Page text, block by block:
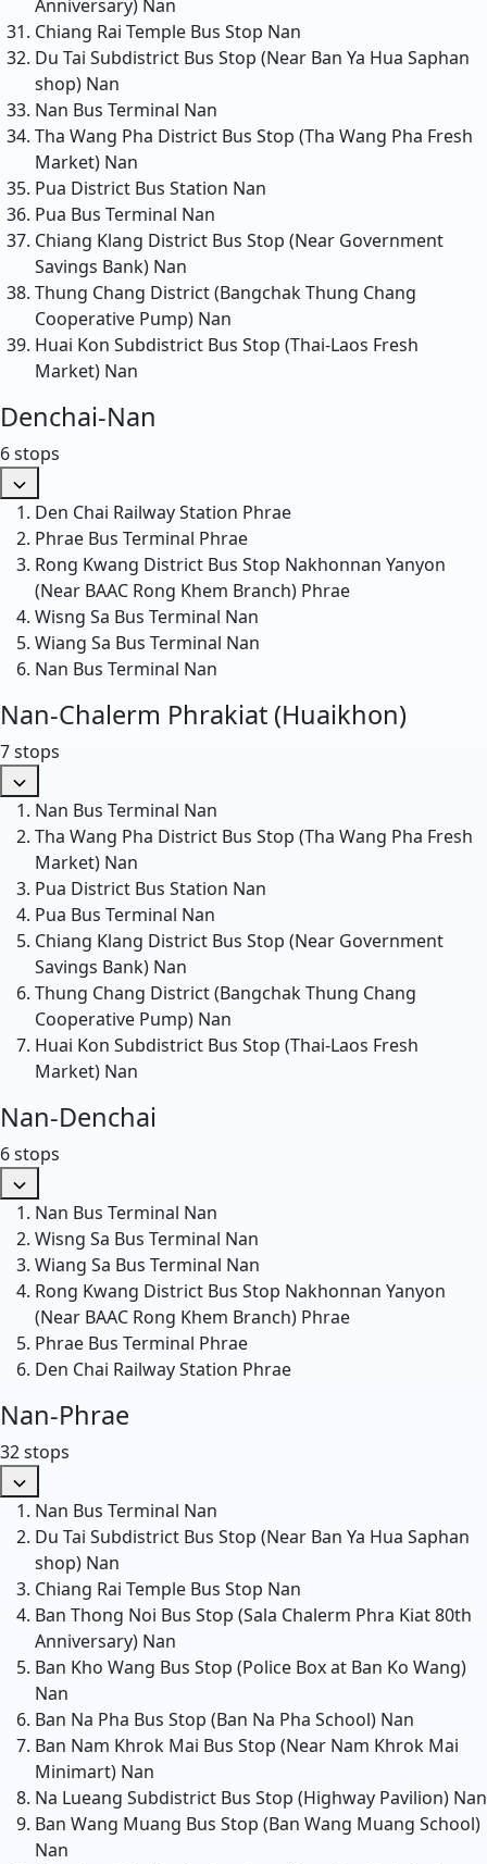
Anniversary) Nan
Chiang Rai Temple Bus Stop Nan
Du Tai Subdistrict Bus Stop (Near Ban Ya Hua Saphan
shop) Nan
Nan Bus Terminal Nan
Tha Wang Pha District Bus Stop (Tha Wang Pha Fresh
Market) Nan
Pua District Bus Station Nan
Pua Bus Terminal Nan
Chiang Klang District Bus Stop (Near Government
Savings Bank) Nan
Thung Chang District (Bangchak Thung Chang
Cooperative Pump) Nan
Huai Kon Subdistrict Bus Stop (Thai-Laos Fresh
Market) Nan
Denchai-Nan
6 stops
Den Chai Railway Station Phrae
Phrae Bus Terminal Phrae
Rong Kwang District Bus Stop Nakhonnan Yanyon
(Near BAAC Rong Khem Branch) Phrae
Wisng Sa Bus Terminal Nan
Wiang Sa Bus Terminal Nan
Nan Bus Terminal Nan
Nan-Chalerm Phrakiat (Huaikhon)
7 stops
Nan Bus Terminal Nan
Tha Wang Pha District Bus Stop (Tha Wang Pha Fresh
Market) Nan
Pua District Bus Station Nan
Pua Bus Terminal Nan
Chiang Klang District Bus Stop (Near Government
Savings Bank) Nan
Thung Chang District (Bangchak Thung Chang
Cooperative Pump) Nan
Huai Kon Subdistrict Bus Stop (Thai-Laos Fresh
Market) Nan
Nan-Denchai
6 stops
Nan Bus Terminal Nan
Wisng Sa Bus Terminal Nan
Wiang Sa Bus Terminal Nan
Rong Kwang District Bus Stop Nakhonnan Yanyon
(Near BAAC Rong Khem Branch) Phrae
Phrae Bus Terminal Phrae
Den Chai Railway Station Phrae
Nan-Phrae
32 stops
Nan Bus Terminal Nan
Du Tai Subdistrict Bus Stop (Near Ban Ya Hua Saphan
shop) Nan
Chiang Rai Temple Bus Stop Nan
Ban Thong Noi Bus Stop (Sala Chalerm Phra Kiat 80th
Anniversary) Nan
Ban Kho Wang Bus Stop (Police Box at Ban Ko Wang)
Nan
Ban Na Pha Bus Stop (Ban Na Pha School) Nan
Ban Nam Khrok Mai Bus Stop (Near Nam Khrok Mai
Minimart) Nan
Na Lueang Subdistrict Bus Stop (Highway Pavilion) Nan
Ban Wang Muang Bus Stop (Ban Wang Muang School)
Nan